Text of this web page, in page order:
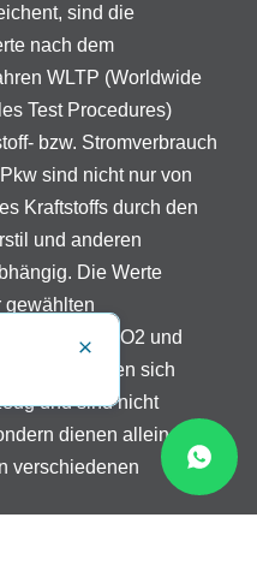
sind die
nach dem
WLTP (Worldwide
Test Procedures)
bzw. Stromverbrauch
sind nicht nur von
Kraftstoffs durch den
und anderen
Die Werte
gewählten
der CO2 und
beziehen sich
und sind nicht
dienen allein
verschiedenen
Schließen